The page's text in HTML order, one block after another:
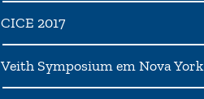
CICE 2017
Veith Symposium em Nova York